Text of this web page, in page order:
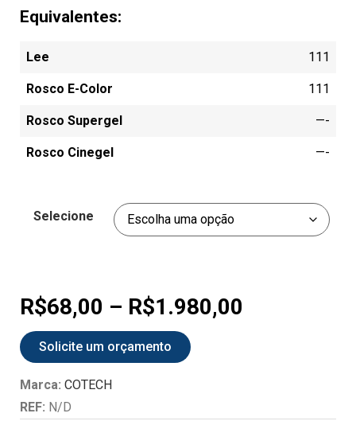
Equivalentes:
Lee 111
Rosco E-Color 111
Rosco Supergel —-
Rosco Cinegel —-
Selecione
R$68,00 – R$1.980,00
Solicite um orçamento
Marca: COTECH
REF: N/D